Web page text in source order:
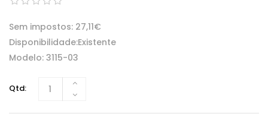
Sem impostos: 27,11€
Disponibilidade:Existente
Modelo: 3115-03
Qtd: